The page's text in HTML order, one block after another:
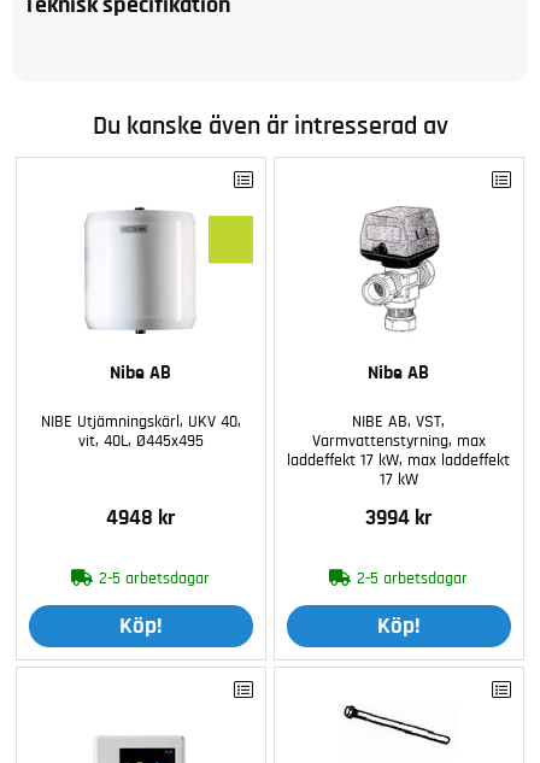
Teknisk specifikation
Du kanske även är intresserad av
Nibe AB
NIBE Utjämningskärl, UKV 40,
vit, 40L, Ø445x495
4948 kr
2-5 arbetsdagar
Köp!
Nibe AB
NIBE AB, VST,
Varmvattenstyrning, max
laddeffekt 17 kW, max laddeffekt
17 kW
3994 kr
2-5 arbetsdagar
Köp!